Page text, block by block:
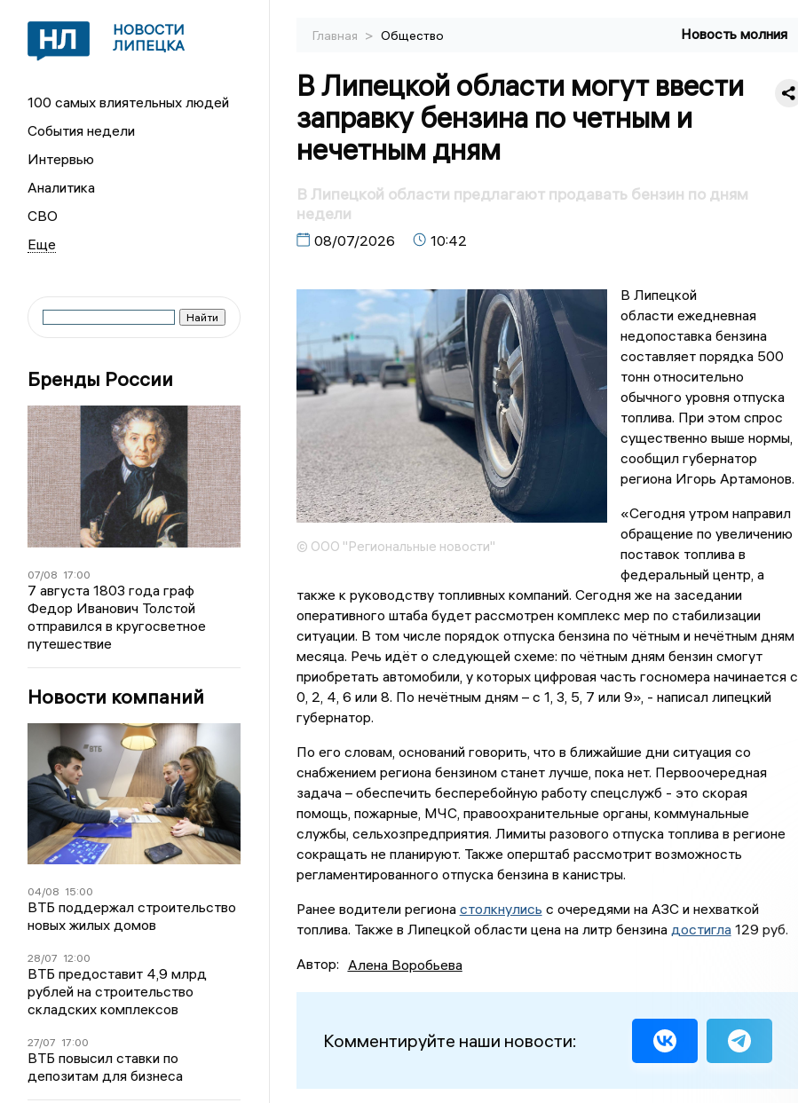
НОВОСТИ
ЛИПЕЦКА
100 самых влиятельных людей
События недели
Интервью
Аналитика
СВО
Бренды России
07/08 17:00
7 августа 1803 года граф
Федор Иванович Толстой
отправился в кругосветное
путешествие
Новости компаний
04/08 15:00
ВТБ поддержал строительство
новых жилых домов
28/07 12:00
ВТБ предоставит 4,9 млрд
рублей на строительство
складских комплексов
27/07 17:00
ВТБ повысил ставки по
депозитам для бизнеса
Главная > Общество Новость молния
В Липецкой области могут ввести
заправку бензина по четным и
нечетным дням
В Липецкой области предлагают продавать бензин по дням
недели
08/07/2026 10:42
© ООО "Региональные новости"
В Липецкой
области ежедневная
недопоставка бензина
составляет порядка 500
тонн относительно
обычного уровня отпуска
топлива. При этом спрос
существенно выше нормы,
сообщил губернатор
региона Игорь Артамонов.
«Сегодня утром направил
обращение по увеличению
поставок топлива в
федеральный центр, а
также к руководству топливных компаний. Сегодня же на заседании
оперативного штаба будет рассмотрен комплекс мер по стабилизации
ситуации. В том числе порядок отпуска бензина по чётным и нечётным дням
месяца. Речь идёт о следующей схеме: по чётным дням бензин смогут
приобретать автомобили, у которых цифровая часть госномера начинается с
0, 2, 4, 6 или 8. По нечётным дням – с 1, 3, 5, 7 или 9», - написал липецкий
губернатор.
По его словам, оснований говорить, что в ближайшие дни ситуация со
снабжением региона бензином станет лучше, пока нет. Первоочередная
задача – обеспечить бесперебойную работу спецслужб - это скорая
помощь, пожарные, МЧС, правоохранительные органы, коммунальные
службы, сельхозпредприятия. Лимиты разового отпуска топлива в регионе
сокращать не планируют. Также оперштаб рассмотрит возможность
регламентированного отпуска бензина в канистры.
Ранее водители региона столкнулись с очередями на АЗС и нехваткой
топлива. Также в Липецкой области цена на литр бензина достигла129 руб.
Автор: Алена Воробьева
Комментируйте наши новости: